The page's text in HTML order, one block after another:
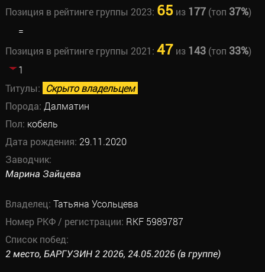
Позиция в рейтинге группы 2023: 65из 177(топ 37%)
=
Позиция в рейтинге группы 2021: 47 из 143(топ 33%)
1
Титулы: Скрыто владельцем
Порода: Далматин
Пол: кобель
Дата рождения: 29.11.2020
Заводчик:
Марина Зайцева
Владелец: Татьяна Усольцева
Номер РКФ / регистрации: RKF 5989787
Список побед:
2 место, БАРГУЗИН 2 2026, 24.05.2026 (в группе)